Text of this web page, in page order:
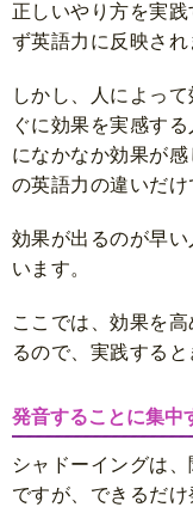
正しいやり方を実
ず英語力に反映され
しかし、人によっ
ぐに効果を実感す
になかなか効果が
の英語力の違いだけ
効果が出るのが早
います。
ここでは、効果を
るので、実践する
発音することに集中
シャドーイングは
ですが、できるだけ